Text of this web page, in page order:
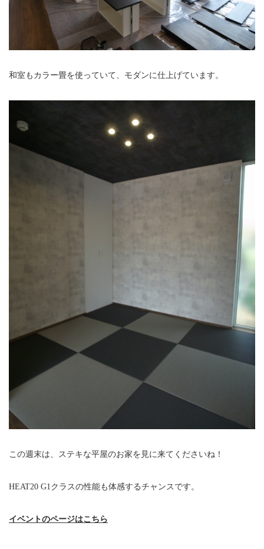
和室もカラー畳を使っていて、モダンに仕上げています。
この週末は、ステキな平屋のお家を見に来てくださいね！
HEAT20 G1クラスの性能も体感するチャンスです。
イベントのページはこちら